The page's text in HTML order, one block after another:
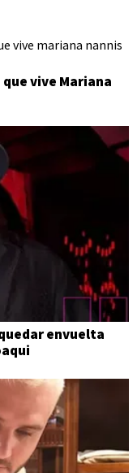
vive Mariana
envuelta